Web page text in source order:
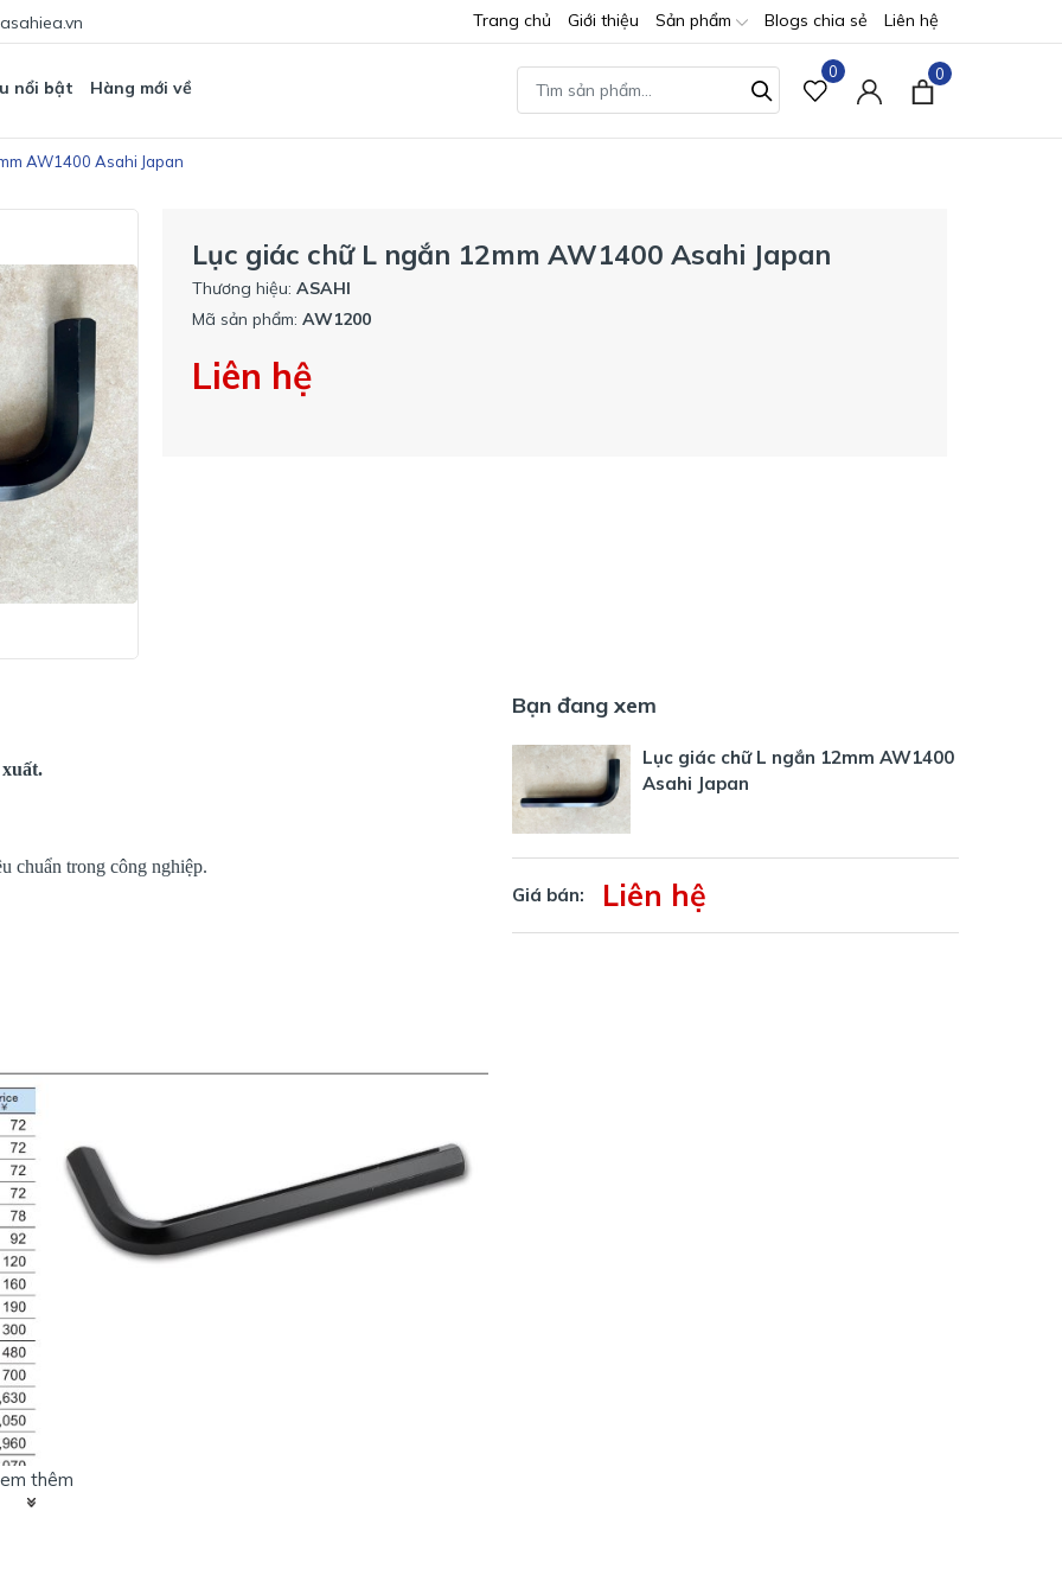
Trang chủ Giới thiệu Sản phẩm Blogs chia sẻ Liên hệ
nổi bật Hàng mới về
0 0
AW1400 Asahi Japan
Lục giác chữ L ngắn 12mm AW1400 Asahi Japan
Thương hiệu: ASAHI
Mã sản phẩm: AW1200
Liên hệ
chuẩn trong công nghiệp.
thêm
Bạn đang xem
Lục giác chữ L ngắn 12mm AW1400
Asahi Japan
Giá bán: Liên hệ